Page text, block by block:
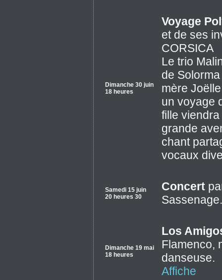
Dimanche 30 juin
18 heures
Voyage
et de ses
CORSICA
Le trio
de
mère
un voyage
fille
grande
chant
vocaux
Samedi 15 juin
20 heures 30
Concert
Sassenage.
Dimanche 19 mai
18 heures
Los
Flamenco,
danseuse.
Affiche